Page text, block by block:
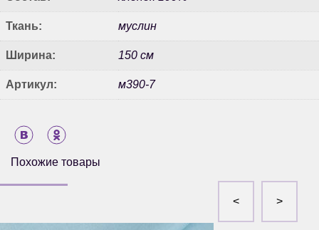
Ткань: муслин
Ширина: 150 см
Артикул: м390-7
Похожие товары